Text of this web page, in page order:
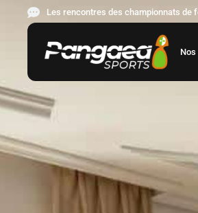
Les rencontres des championnats de